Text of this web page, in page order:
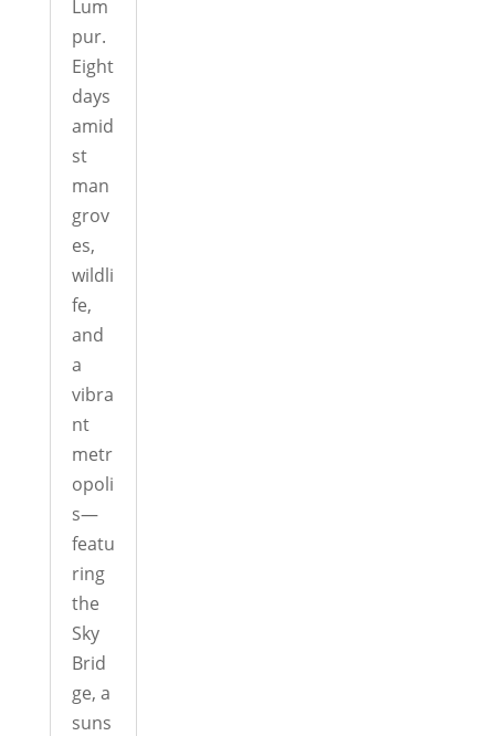
Lum
pur.
Eight
days
amid
st
man
grov
es,
wildli
fe,
and
a
vibra
nt
metr
opoli
s—
featu
ring
the
Sky
Brid
ge, a
suns